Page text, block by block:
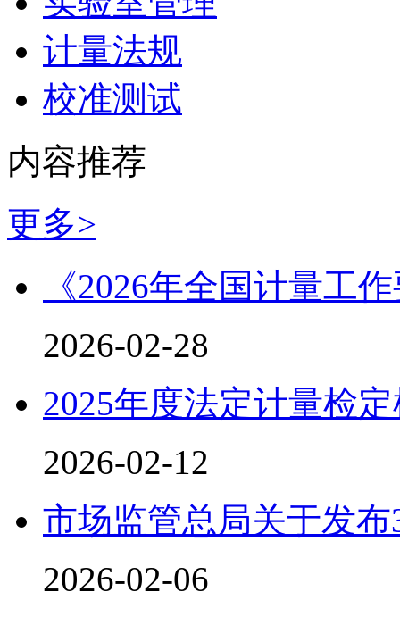
计量法规
校准测试
内容推荐
更多>
《2026年全国计量工
2026-02-28
2025年度法定计量检
2026-02-12
市场监管总局关于发
2026-02-06